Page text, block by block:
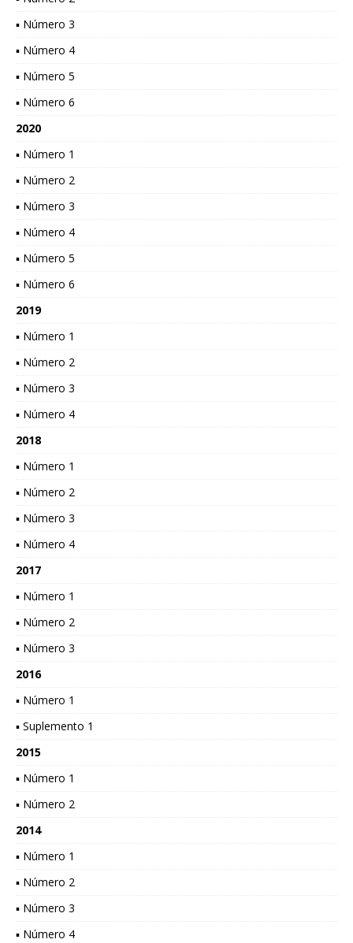
▪ Número 3
▪ Número 4
▪ Número 5
▪ Número 6
2020
▪ Número 1
▪ Número 2
▪ Número 3
▪ Número 4
▪ Número 5
▪ Número 6
2019
▪ Número 1
▪ Número 2
▪ Número 3
▪ Número 4
2018
▪ Número 1
▪ Número 2
▪ Número 3
▪ Número 4
2017
▪ Número 1
▪ Número 2
▪ Número 3
2016
▪ Número 1
▪ Suplemento 1
2015
▪ Número 1
▪ Número 2
2014
▪ Número 1
▪ Número 2
▪ Número 3
▪ Número 4